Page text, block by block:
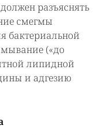
разъяснять
смегмы
бактериальной
(«до
липидной
и адгезию